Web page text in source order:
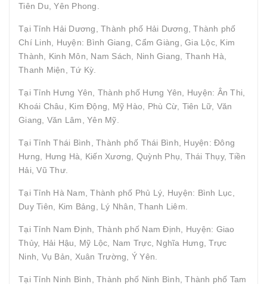
Tiên Du, Yên Phong.
Tại Tỉnh Hải Dương, Thành phố Hải Dương, Thành phố
Chí Linh, Huyện: Bình Giang, Cẩm Giàng, Gia Lộc, Kim
Thành, Kinh Môn, Nam Sách, Ninh Giang, Thanh Hà,
Thanh Miện, Tứ Kỳ.
Tại Tỉnh Hưng Yên, Thành phố Hưng Yên, Huyện: Ân Thi,
Khoái Châu, Kim Động, Mỹ Hào, Phù Cừ, Tiên Lữ, Văn
Giang, Văn Lâm, Yên Mỹ.
Tại Tỉnh Thái Bình, Thành phố Thái Bình, Huyện: Đông
Hưng, Hưng Hà, Kiến Xương, Quỳnh Phụ, Thái Thụy, Tiền
Hải, Vũ Thư.
Tại Tỉnh Hà Nam, Thành phố Phủ Lý, Huyện: Bình Lục,
Duy Tiên, Kim Bảng, Lý Nhân, Thanh Liêm.
Tại Tỉnh Nam Định, Thành phố Nam Định, Huyện: Giao
Thủy, Hải Hậu, Mỹ Lộc, Nam Trực, Nghĩa Hưng, Trực
Ninh, Vụ Bản, Xuân Trường, Ý Yên.
Tại Tỉnh Ninh Bình, Thành phố Ninh Bình, Thành phố Tam